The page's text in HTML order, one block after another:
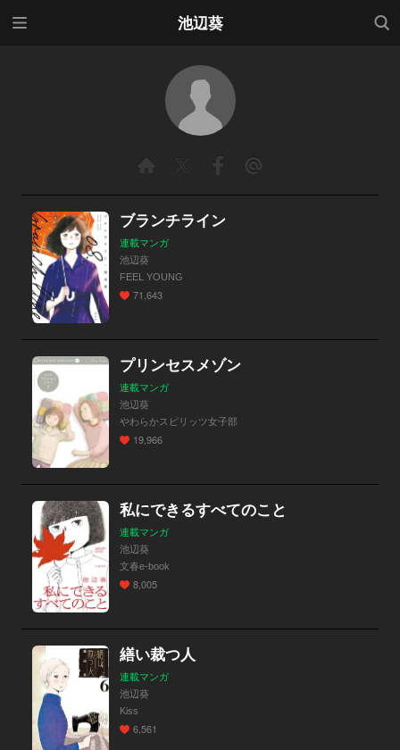
池辺葵
検索
ブランチライン
連載マンガ
池辺葵
FEEL YOUNG
71,643
プリンセスメゾン
連載マンガ
池辺葵
やわらかスピリッツ女子部
19,966
私にできるすべてのこと
連載マンガ
池辺葵
文春e-book
8,005
繕い裁つ人
連載マンガ
池辺葵
Kiss
6,561